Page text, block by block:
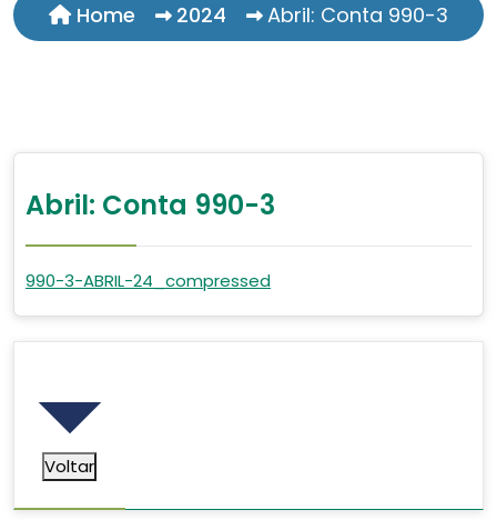
Home 2024 Abril: Conta 990-3
Abril: Conta 990-3
990-3-ABRIL-24_compressed
Voltar